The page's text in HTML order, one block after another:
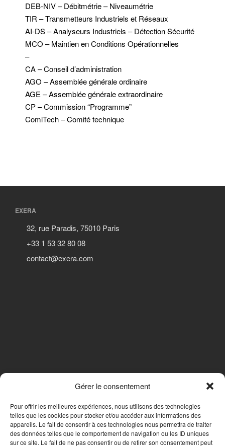
Gérer le consentement
Pour offrir les meilleures expériences, nous utilisons des technologies
telles que les cookies pour stocker et/ou accéder aux informations des
appareils. Le fait de consentir à ces technologies nous permettra de traiter
des données telles que le comportement de navigation ou les ID uniques
sur ce site. Le fait de ne pas consentir ou de retirer son consentement peut
DEB-NIV – Débitmétrie – Niveaumétrie
TIR – Transmetteurs Industriels et Réseaux
AI-DS – Analyseurs Industriels – Détection Sécurité
MCO – Maintien en Conditions Opérationnelles
–
CA – Conseil d’administration
AGO – Assemblée générale ordinaire
AGE – Assemblée générale extraordinaire
CP – Commission “Programme”
ComiTech – Comité technique
EXERA
32, rue Paradis, 75010 Paris
+33 1 53 32 80 08
contact@exera.com
Nous contacter